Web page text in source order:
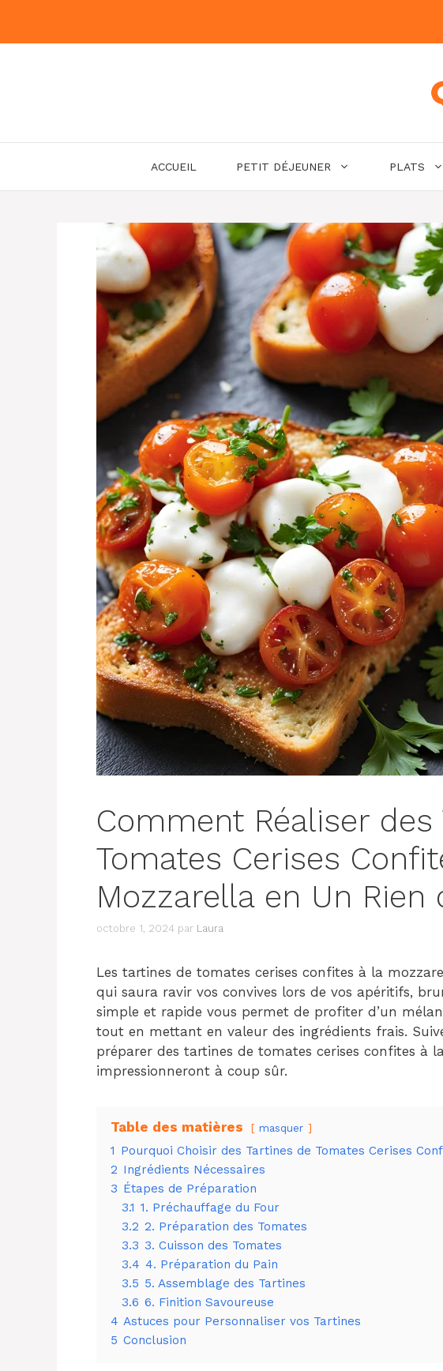
contenu
ACCUEIL PETIT DÉJEUNER PLATS
Comment Réaliser des
Tomates Cerises
Mozzarella en Un Rien
octobre 1, 2024 par Laura
Les tartines de tomates cerises confites à la
qui saura ravir vos convives lors de vos apéritifs,
simple et rapide vous permet de profiter d’un
tout en mettant en valeur des ingrédients frais.
préparer des tartines de tomates cerises confites à
impressionneront à coup sûr.
Table des matières masquer
1 Pourquoi Choisir des Tartines de Tomates Cerises
2 Ingrédients Nécessaires
3 Étapes de Préparation
3.1 1. Préchauffage du Four
3.2 2. Préparation des Tomates
3.3 3. Cuisson des Tomates
3.4 4. Préparation du Pain
3.5 5. Assemblage des Tartines
3.6 6. Finition Savoureuse
4 Astuces pour Personnaliser vos Tartines
5 Conclusion